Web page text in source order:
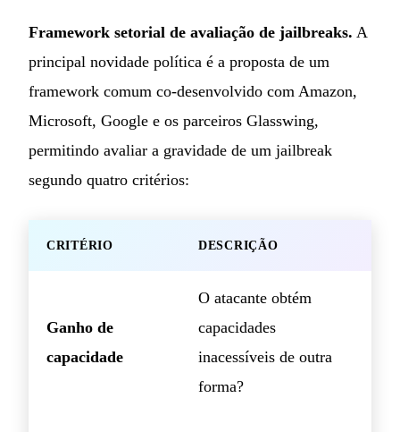
Framework setorial de avaliação de jailbreaks. A
principal novidade política é a proposta de um
framework comum co-desenvolvido com Amazon,
Microsoft, Google e os parceiros Glasswing,
permitindo avaliar a gravidade de um jailbreak
segundo quatro critérios:
CRITÉRIO DESCRIÇÃO
Ganho de
capacidade
O atacante obtém
capacidades
inacessíveis de outra
forma?